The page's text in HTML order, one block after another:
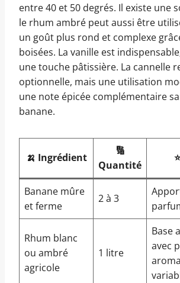
entre 40 et 50 degrés. Il existe une
le rhum ambré peut aussi être
un goût plus rond et complexe
boisées. La vanille est
une touche pâtissière. La cannelle
optionnelle, mais une utilisation
une note épicée complémentaire
banane.
🍌 Ingrédient
🔢
Quantité
Banane mûre
et ferme
2 à 3
Rhum blanc
ou ambré
agricole
1 litre
Base
avec